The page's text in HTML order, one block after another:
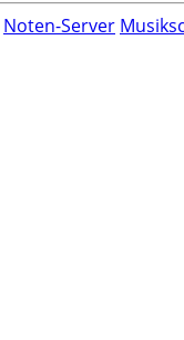
Noten-Server